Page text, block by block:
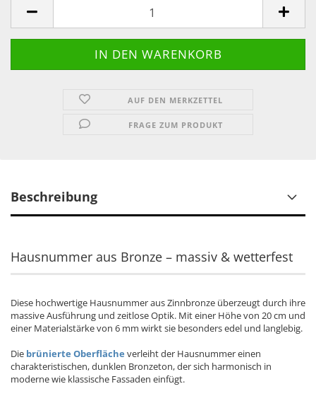
AUF DEN MERKZETTEL
FRAGE ZUM PRODUKT
Beschreibung
Hausnummer aus Bronze – massiv & wetterfest
Diese hochwertige Hausnummer aus Zinnbronze überzeugt durch ihre
massive Ausführung und zeitlose Optik. Mit einer Höhe von 20 cm und
einer Materialstärke von 6 mm wirkt sie besonders edel und langlebig.
Die brünierte Oberfläche verleiht der Hausnummer einen
charakteristischen, dunklen Bronzeton, der sich harmonisch in
moderne wie klassische Fassaden einfügt.